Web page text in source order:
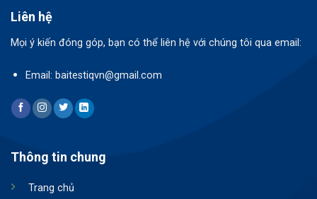
Thông tin chung
Trang chủ
Liên hệ
Mọi ý kiến đóng góp, bạn có thể liên hệ với chúng tôi qua email:
Email: baitestiqvn@gmail.com